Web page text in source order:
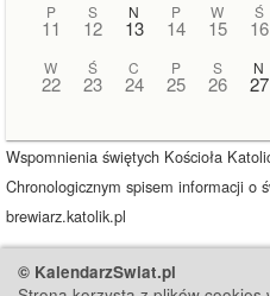
P
11
S
12
N
13
P
14
W
15
Ś
16
W
22
Ś
23
C
24
P
25
S
26
N
27
Wspomnienia świętych Kościoła
Chronologicznym spisem informacji o
brewiarz.katolik.pl
© KalendarzSwiat.pl